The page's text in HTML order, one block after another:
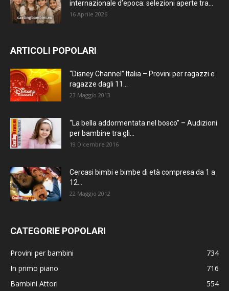
internazionale d’epoca: selezioni aperte tra...
16 Aprile 2026
ARTICOLI POPOLARI
“Disney Channel” Italia – Provini per ragazzi e
ragazze dagli 11...
23 Maggio 2013
“La bella addormentata nel bosco” – Audizioni
per bambine tra gli...
19 Dicembre 2016
Cercasi bimbi e bimbe di età compresa da 1 a
12...
22 Maggio 2012
CATEGORIE POPOLARI
Provini per bambini
734
In primo piano
716
Bambini Attori
554